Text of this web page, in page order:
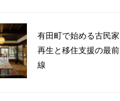
有田町で始める古民家
再生と移住支援の最前
線